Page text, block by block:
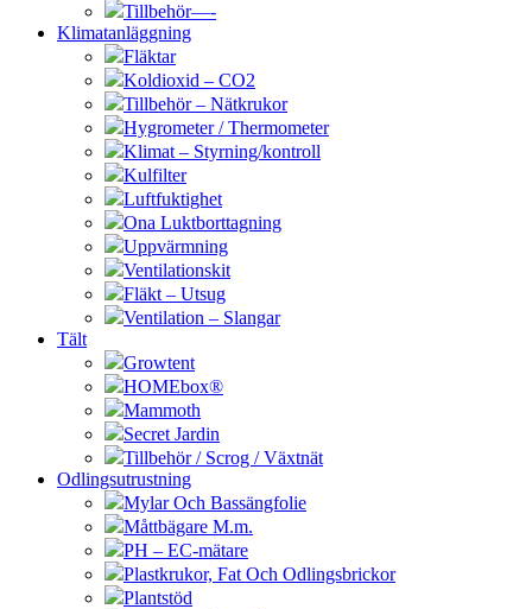
Tillbehör—-
Klimatanläggning
Fläktar
Koldioxid – CO2
Tillbehör – Nätkrukor
Hygrometer / Thermometer
Klimat – Styrning/kontroll
Kulfilter
Luftfuktighet
Ona Luktborttagning
Uppvärmning
Ventilationskit
Fläkt – Utsug
Ventilation – Slangar
Tält
Growtent
HOMEbox®
Mammoth
Secret Jardin
Tillbehör / Scrog / Växtnät
Odlingsutrustning
Mylar Och Bassängfolie
Måttbägare M.m.
PH – EC-mätare
Plastkrukor, Fat Och Odlingsbrickor
Plantstöd